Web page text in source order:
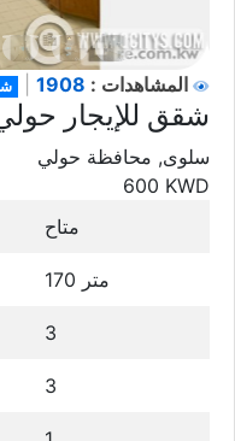
المشاهدات :
شقق للإيجار
سلوى, محافظة حولي
600 KWD
متاح
170 متر
3
3